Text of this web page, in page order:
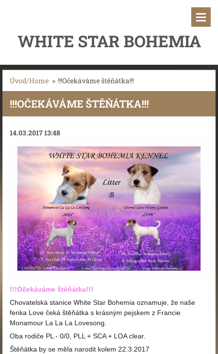
WHITE STAR BOHEMIA
Úvod/Home > !!!Očekáváme štěňátka!!!
!!!OČEKÁVÁME ŠTĚŇÁTKA!!!
14.03.2017 13:48
!!!Očekáváme štěňátka!!!
Chovatelská stanice White Star Bohemia oznamuje, že naše
fenka Love čeká štěňátka s krásným pejskem z Francie
Monamour La La La Lovesong.
Oba rodiče PL - 0/0, PLL + SCA + LOA clear.
Štěňátka by se měla narodit kolem 22.3.2017